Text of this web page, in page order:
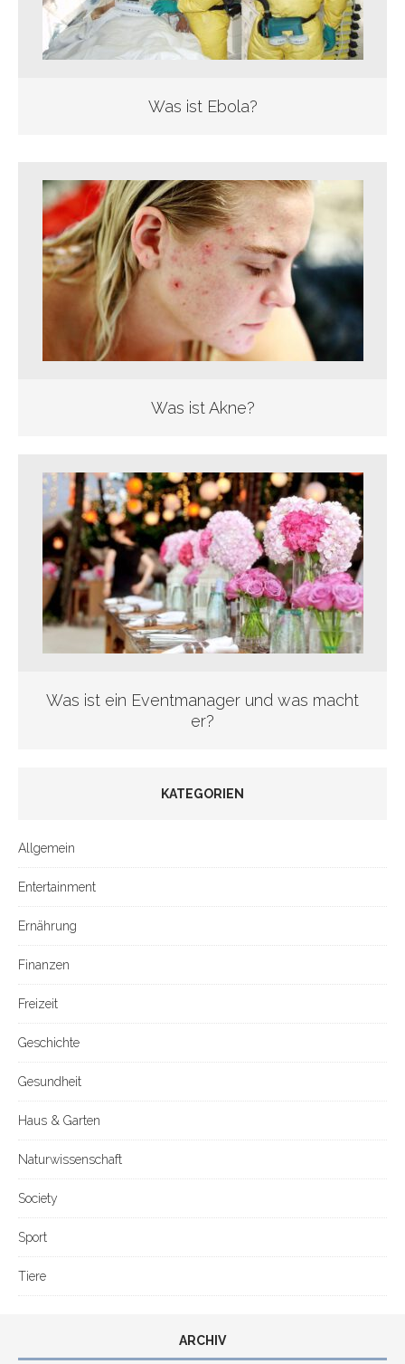
Was ist Ebola?
Was ist Akne?
Was ist ein Eventmanager und was macht
er?
KATEGORIEN
Allgemein
Entertainment
Ernährung
Finanzen
Freizeit
Geschichte
Gesundheit
Haus & Garten
Naturwissenschaft
Society
Sport
Tiere
ARCHIV